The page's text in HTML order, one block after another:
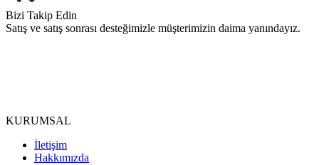
Bizi Takip Edin
Satış ve satış sonrası desteğimizle müşterimizin daima yanındayız.
KURUMSAL
İletişim
Hakkımızda